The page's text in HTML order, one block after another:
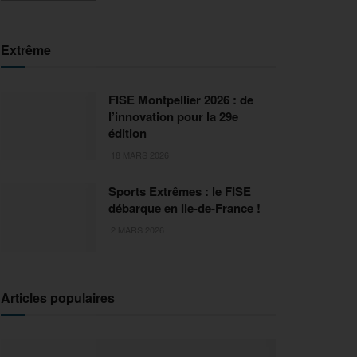
Extrême
FISE Montpellier 2026 : de
l’innovation pour la 29e
édition
Sports Extrêmes : le FISE
débarque en Ile-de-France !
Articles populaires